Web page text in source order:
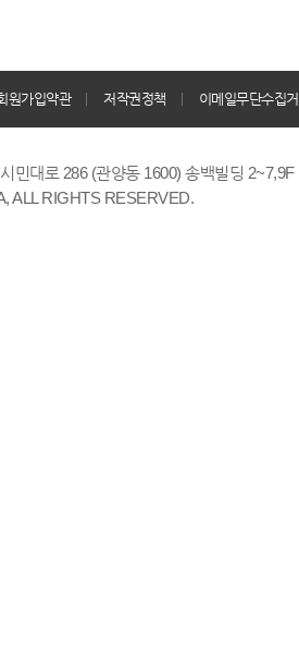
원가입약관 저작권정책 이메일무단수집
민대로 286 (관양동 1600) 송백빌딩
ALL RIGHTS RESERVED.